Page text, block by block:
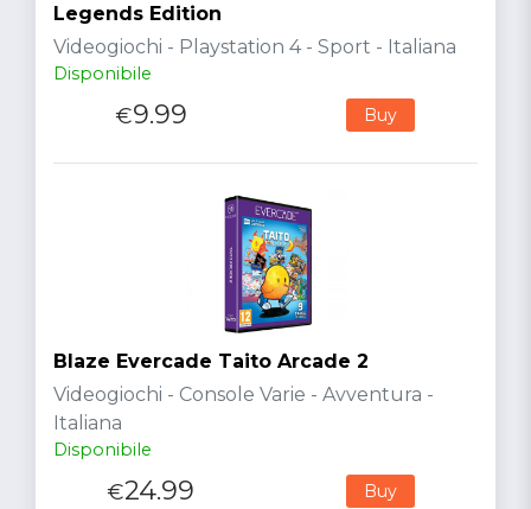
Legends Edition
Videogiochi - Playstation 4 - Sport - Italiana
Disponibile
€9.99 Buy
Blaze Evercade Taito Arcade 2
Videogiochi - Console Varie - Avventura -
Italiana
Disponibile
€24.99 Buy